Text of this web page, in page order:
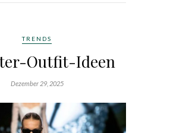
TRENDS
Outfit-Ideen
Dezember 29, 2025